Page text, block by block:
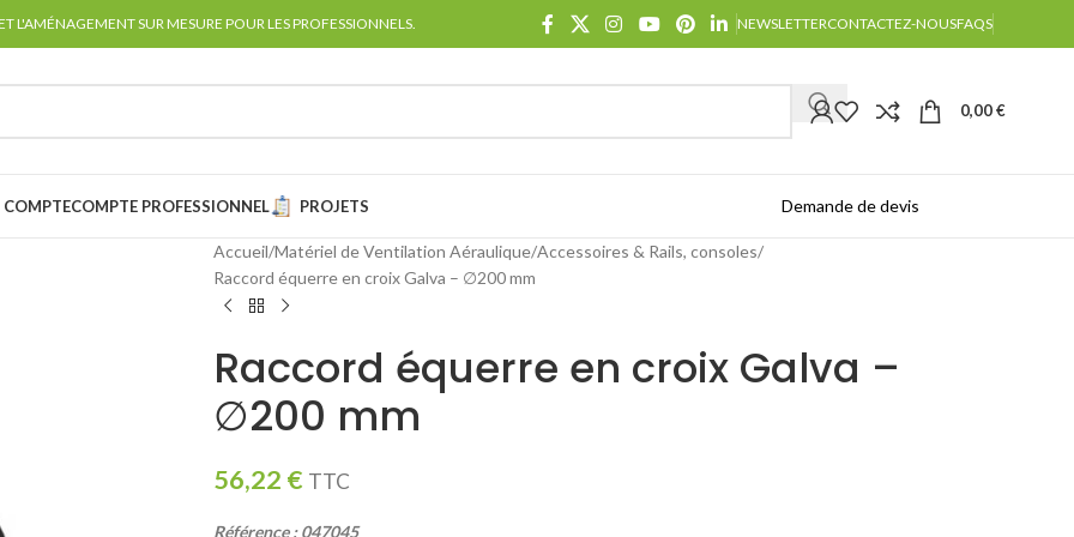
L'AMÉNAGEMENT SUR MESURE POUR LES PROFESSIONNELS. NEWSLETTERCONTACTEZ-NOUSFAQS
0,00€
COMPTE PROFESSIONNEL PROJETS Demande de devis
Accueil Matériel de Ventilation Aéraulique Accessoires & Rails, consoles
Raccord équerre en croix Galva – ∅200 mm
Raccord équerre en croix Galva –
∅200 mm
56,22 € TTC
Référence : 047045